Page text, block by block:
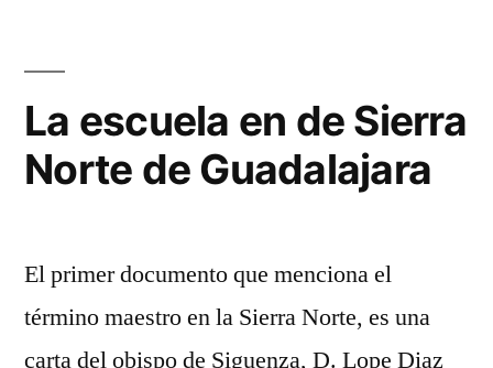
La escuela en de Sierra
Norte de Guadalajara
El primer documento que menciona el
término maestro en la Sierra Norte, es una
carta del obispo de Siguenza, D. Lope Diaz